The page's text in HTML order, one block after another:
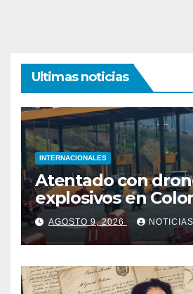
Ultimas noticias
INTERNACIONALES
Atentado con
explosivos en
un policía muerto
AGOSTO 9, 2026